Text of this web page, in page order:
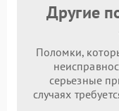
Другие
Поломки,
серьезные
случаях